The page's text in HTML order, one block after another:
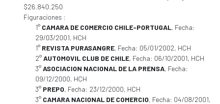
$26.840.250
Figuraciones :
1° CAMARA DE COMERCIO CHILE-PORTUGAL, Fecha:
29/03/2001, HCH
1° REVISTA PURASANGRE, Fecha: 05/01/2002, HCH
2°AUTOMOVIL CLUB DE CHILE, Fecha: 06/10/2001, HCH
3°ASOCIACION NACIONAL DE LA PRENSA, Fecha:
09/12/2000, HCH
3° PREPO, Fecha: 23/12/2000, HCH
3° CAMARA NACIONAL DE COMERCIO, Fecha: 04/08/2001,